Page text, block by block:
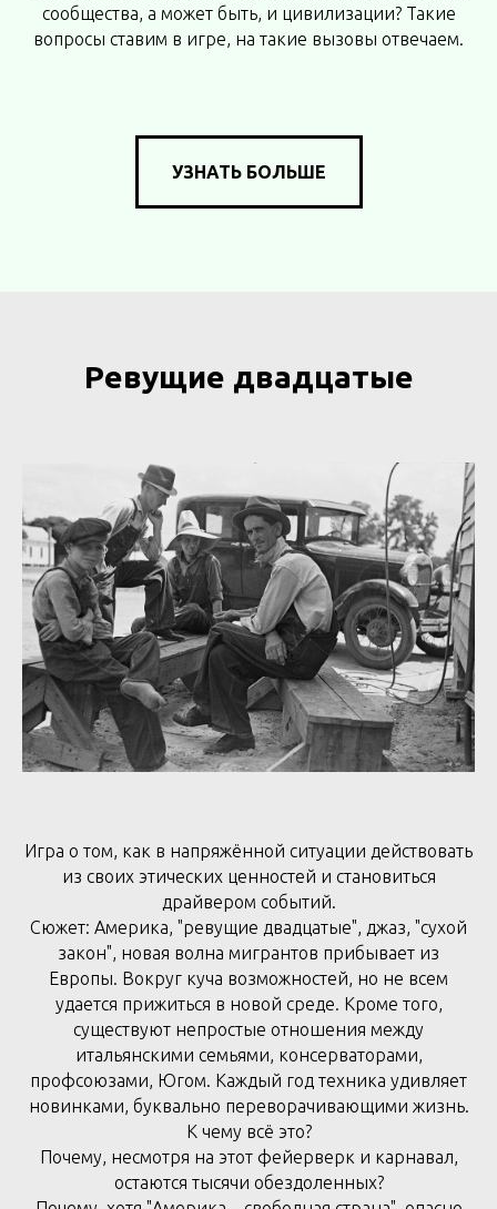
сообщества, а может быть, и цивилизации? Такие
вопросы ставим в игре, на такие вызовы отвечаем.
УЗНАТЬ БОЛЬШЕ
Ревущие двадцатые
Игра о том, как в напряжённой ситуации действовать
из своих этических ценностей и становиться
драйвером событий.
Сюжет: Америка, "ревущие двадцатые", джаз, "сухой
закон", новая волна мигрантов прибывает из
Европы. Вокруг куча возможностей, но не всем
удается прижиться в новой среде. Кроме того,
существуют непростые отношения между
итальянскими семьями, консерваторами,
профсоюзами, Югом. Каждый год техника удивляет
новинками, буквально переворачивающими жизнь.
К чему всё это?
Почему, несмотря на этот фейерверк и карнавал,
остаются тысячи обездоленных?